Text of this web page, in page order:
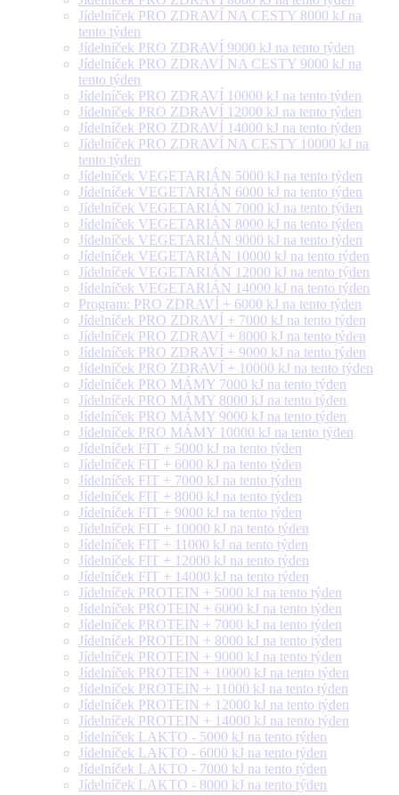
Jídelníček PRO ZDRAVÍ NA CESTY 8000 kJ na
tento týden
Jídelníček PRO ZDRAVÍ 9000 kJ na tento týden
Jídelníček PRO ZDRAVÍ NA CESTY 9000 kJ na
tento týden
Jídelníček PRO ZDRAVÍ 10000 kJ na tento týden
Jídelníček PRO ZDRAVÍ 12000 kJ na tento týden
Jídelníček PRO ZDRAVÍ 14000 kJ na tento týden
Jídelníček PRO ZDRAVÍ NA CESTY 10000 kJ na
tento týden
Jídelníček VEGETARIÁN 5000 kJ na tento týden
Jídelníček VEGETARIÁN 6000 kJ na tento týden
Jídelníček VEGETARIÁN 7000 kJ na tento týden
Jídelníček VEGETARIÁN 8000 kJ na tento týden
Jídelníček VEGETARIÁN 9000 kJ na tento týden
Jídelníček VEGETARIÁN 10000 kJ na tento týden
Jídelníček VEGETARIÁN 12000 kJ na tento týden
Jídelníček VEGETARIÁN 14000 kJ na tento týden
Program: PRO ZDRAVÍ + 6000 kJ na tento týden
Jídelníček PRO ZDRAVÍ + 7000 kJ na tento týden
Jídelníček PRO ZDRAVÍ + 8000 kJ na tento týden
Jídelníček PRO ZDRAVÍ + 9000 kJ na tento týden
Jídelníček PRO ZDRAVÍ + 10000 kJ na tento týden
Jídelníček PRO MÁMY 7000 kJ na tento týden
Jídelníček PRO MÁMY 8000 kJ na tento týden
Jídelníček PRO MÁMY 9000 kJ na tento týden
Jídelníček PRO MÁMY 10000 kJ na tento týden
Jídelníček FIT + 5000 kJ na tento týden
Jídelníček FIT + 6000 kJ na tento týden
Jídelníček FIT + 7000 kJ na tento týden
Jídelníček FIT + 8000 kJ na tento týden
Jídelníček FIT + 9000 kJ na tento týden
Jídelníček FIT + 10000 kJ na tento týden
Jídelníček FIT + 11000 kJ na tento týden
Jídelníček FIT + 12000 kJ na tento týden
Jídelníček FIT + 14000 kJ na tento týden
Jídelníček PROTEIN + 5000 kJ na tento týden
Jídelníček PROTEIN + 6000 kJ na tento týden
Jídelníček PROTEIN + 7000 kJ na tento týden
Jídelníček PROTEIN + 8000 kJ na tento týden
Jídelníček PROTEIN + 9000 kJ na tento týden
Jídelníček PROTEIN + 10000 kJ na tento týden
Jídelníček PROTEIN + 11000 kJ na tento týden
Jídelníček PROTEIN + 12000 kJ na tento týden
Jídelníček PROTEIN + 14000 kJ na tento týden
Jídelníček LAKTO - 5000 kJ na tento týden
Jídelníček LAKTO - 6000 kJ na tento týden
Jídelníček LAKTO - 7000 kJ na tento týden
Jídelníček LAKTO - 8000 kJ na tento týden